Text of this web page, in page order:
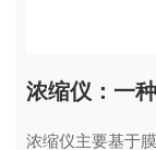
浓缩仪：
浓缩仪主要基于